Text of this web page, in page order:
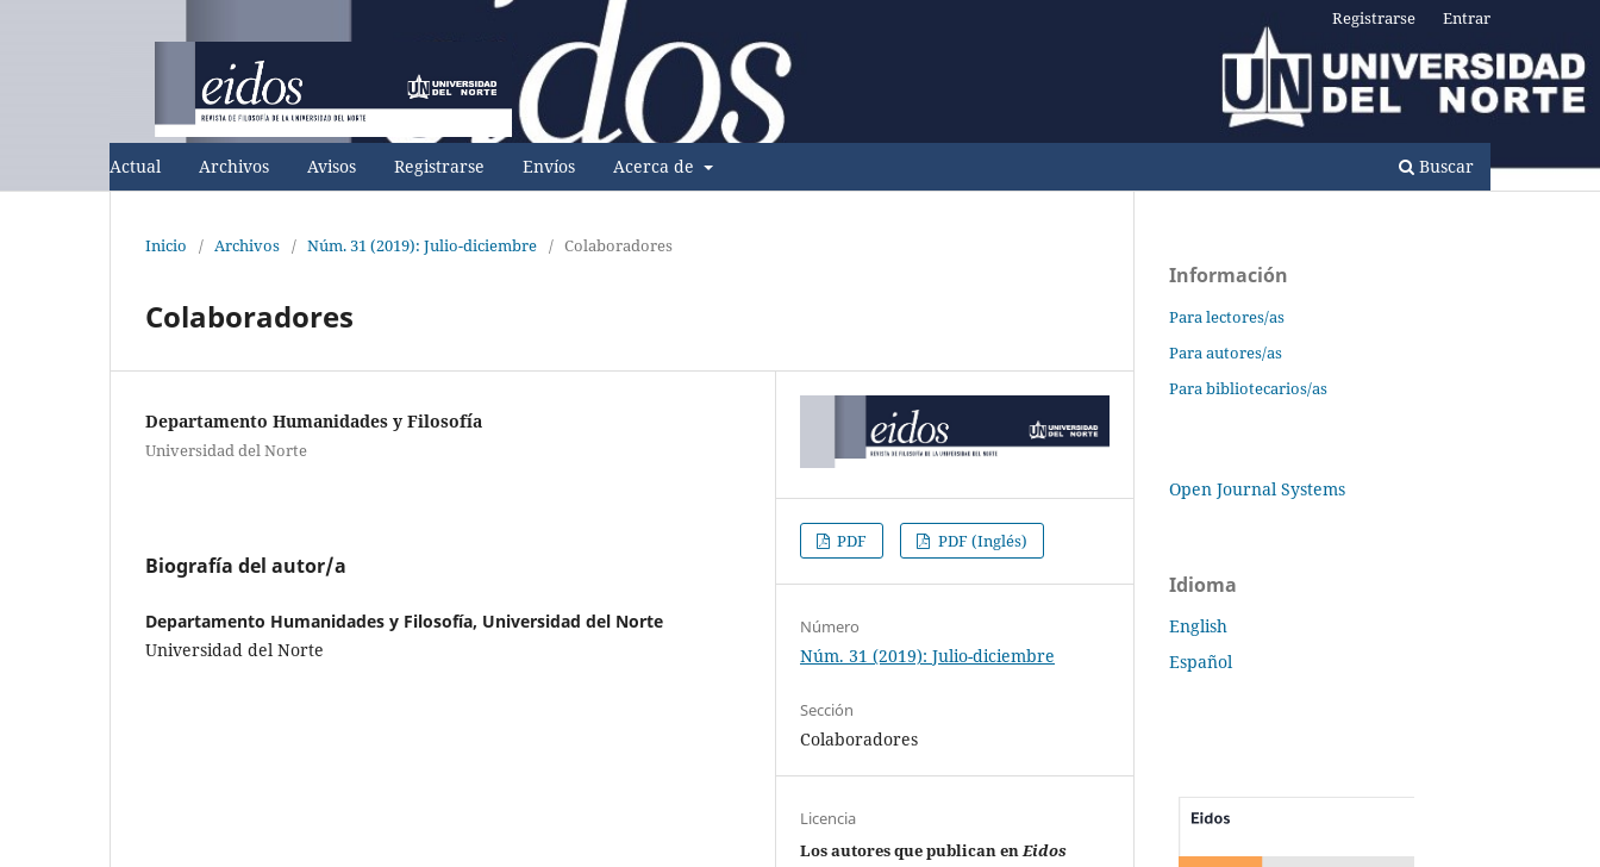
Actual Archivos Avisos Registrarse Envíos Acerca de Buscar
Registrarse Entrar
Inicio / Archivos / Núm. 31 (2019): Julio-diciembre / Colaboradores
Colaboradores
Departamento Humanidades y Filosofía
Universidad del Norte
Biografía del autor/a
Departamento Humanidades y Filosofía, Universidad del Norte
Universidad del Norte
PDF PDF (Inglés)
Número
Núm. 31 (2019): Julio-diciembre
Sección
Colaboradores
Licencia
Los autores que publican en Eidos
Información
Para lectores/as
Para autores/as
Para bibliotecarios/as
Open Journal Systems
Idioma
English
Español